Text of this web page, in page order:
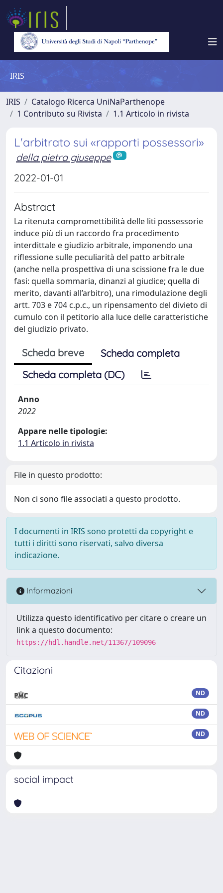
IRIS
IRIS
Catalogo Ricerca UniNaParthenope
1 Contributo su Rivista
1.1 Articolo in rivista
L'arbitrato sui «rapporti possessori»
della pietra giuseppe
2022-01-01
Abstract
La ritenuta compromettibilità delle liti possessorie
induce più di un raccordo fra procedimento
interdittale e giudizio arbitrale, imponendo una
riflessione sulle peculiarità del patto arbitrale
(anche nella prospettiva di una scissione fra le due
fasi: quella sommaria, dinanzi al giudice; quella di
merito, davanti all’arbitro), una rimodulazione degli
artt. 703 e 704 c.p.c., un ripensamento del divieto di
cumulo con il petitorio alla luce delle caratteristiche
del giudizio privato.
Scheda breve
Scheda completa
Scheda completa (DC)
Anno
2022
Appare nelle tipologie:
1.1 Articolo in rivista
File in questo prodotto:
Non ci sono file associati a questo prodotto.
I documenti in IRIS sono protetti da copyright e
tutti i diritti sono riservati, salvo diversa
indicazione.
Informazioni
Utilizza questo identificativo per citare o creare un
link a questo documento:
https://hdl.handle.net/11367/109096
Citazioni
ND
ND
ND
social impact